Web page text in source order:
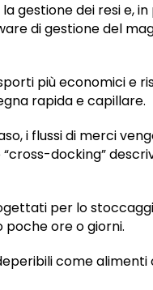
gestione dei resi e,
di gestione del
più economici e
rapida e capillare.
i flussi di merci
docking”
per lo
ore o giorni.
come